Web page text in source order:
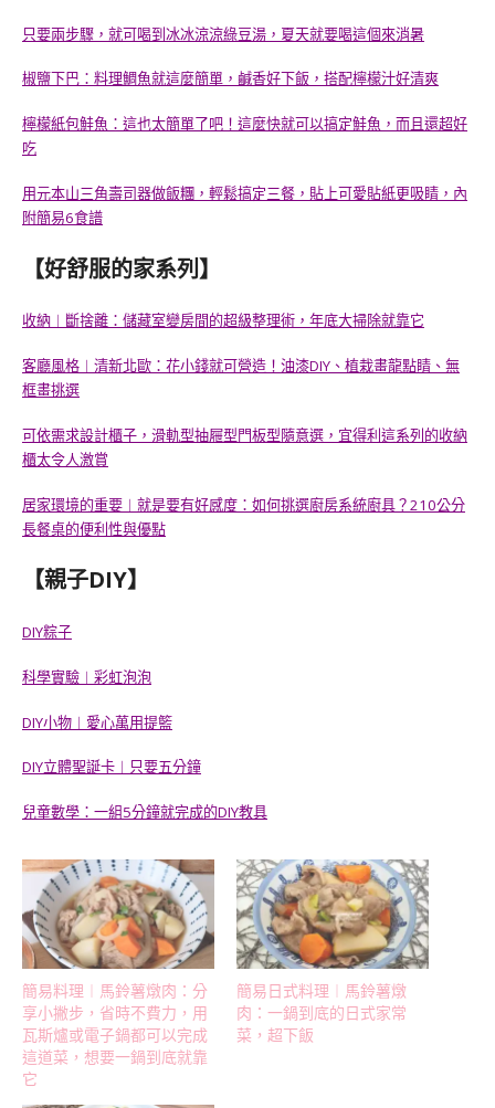
只要兩步驟，就可喝到冰冰涼涼綠豆湯，夏天就要喝這個來消暑
椒鹽下巴：料理鯛魚就這麼簡單，鹹香好下飯，搭配檸檬汁好清爽
檸檬紙包鮭魚：這也太簡單了吧！這麼快就可以搞定鮭魚，而且還超好
吃
用元本山三角壽司器做飯糰，輕鬆搞定三餐，貼上可愛貼紙更吸睛，內
附簡易6食譜
【好舒服的家系列】
收納︱斷捨離：儲藏室變房間的超級整理術，年底大掃除就靠它
客廳風格︱清新北歐：花小錢就可營造！油漆DIY、植栽畫龍點睛、無
框畫挑選
可依需求設計櫃子，滑軌型抽屜型門板型隨意選，宜得利這系列的收納
櫃太令人激賞
居家環境的重要︱就是要有好感度：如何挑選廚房系統廚具？210公分
長餐桌的便利性與優點
【親子DIY】
DIY粽子
科學實驗︱彩虹泡泡
DIY小物︱愛心萬用提籃
DIY立體聖誕卡︱只要五分鐘
兒童數學：一組5分鐘就完成的DIY教具
簡易料理︱馬鈴薯燉肉：分
享小撇步，省時不費力，用
瓦斯爐或電子鍋都可以完成
這道菜，想要一鍋到底就靠
它
簡易日式料理︱馬鈴薯燉
肉：一鍋到底的日式家常
菜，超下飯